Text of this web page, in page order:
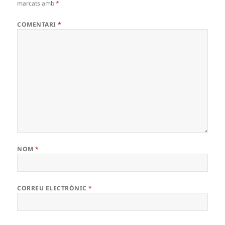
marcats amb*
COMENTARI*
NOM*
CORREU ELECTRÒNIC*